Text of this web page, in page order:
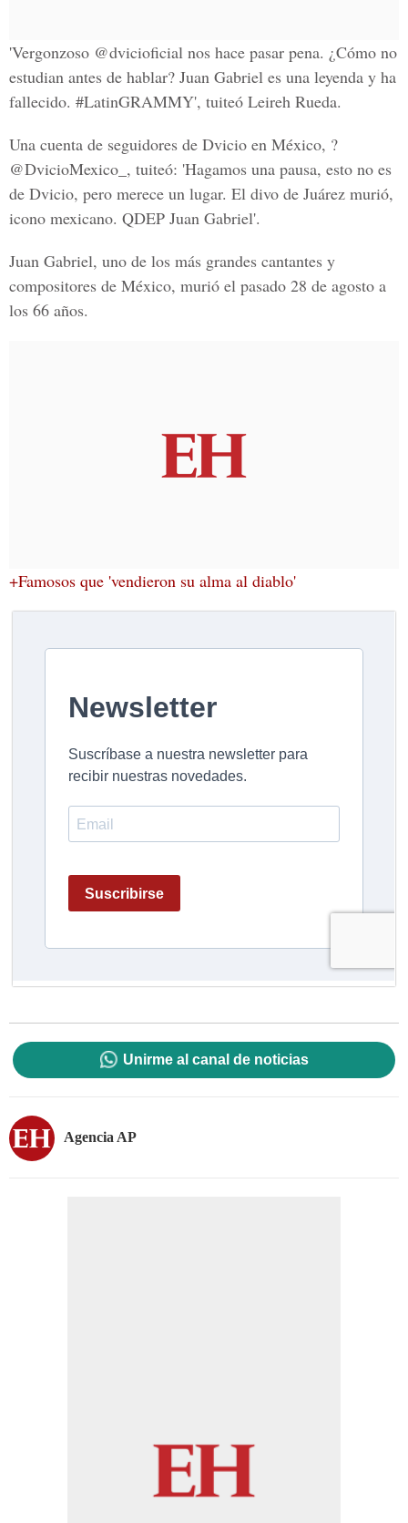
'Vergonzoso @dvicioficial nos hace pasar pena. ¿Cómo no
estudian antes de hablar? Juan Gabriel es una leyenda y ha
fallecido. #LatinGRAMMY', tuiteó Leireh Rueda.
Una cuenta de seguidores de Dvicio en México, ?
@DvicioMexico_, tuiteó: 'Hagamos una pausa, esto no es
de Dvicio, pero merece un lugar. El divo de Juárez murió,
icono mexicano. QDEP Juan Gabriel'.
Juan Gabriel, uno de los más grandes cantantes y
compositores de México, murió el pasado 28 de agosto a
los 66 años.
+Famosos que 'vendieron su alma al diablo'
Unirme al canal de noticias
Agencia AP